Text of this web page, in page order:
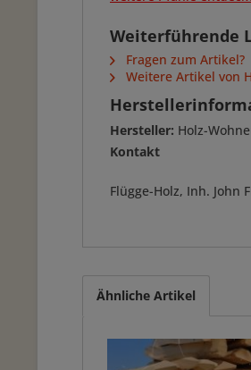
Weiterführende
Fragen zum Artikel?
Weitere Artikel von
Hersteller: Holz-
Kontakt
Flügge-Holz, Inh. John
Ähnliche Artikel